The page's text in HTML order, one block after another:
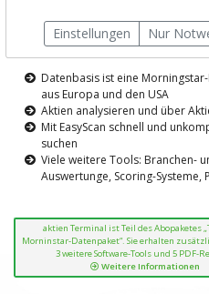
Die
TraderFox
Datenbasis ist eine
aus Europa und den USA
Aktien analysieren und über
Mit EasyScan schnell und
suchen
Viele weitere Tools: Branchen-
Auswertunge, Scoring-Systeme,
aktien Terminal ist Teil des Abopaketes
Morninstar-Datenpaket“. Sie erhalten
3 weitere Software-Tools und 5 PDF-
Weitere Informationen
Einstellungen Nur